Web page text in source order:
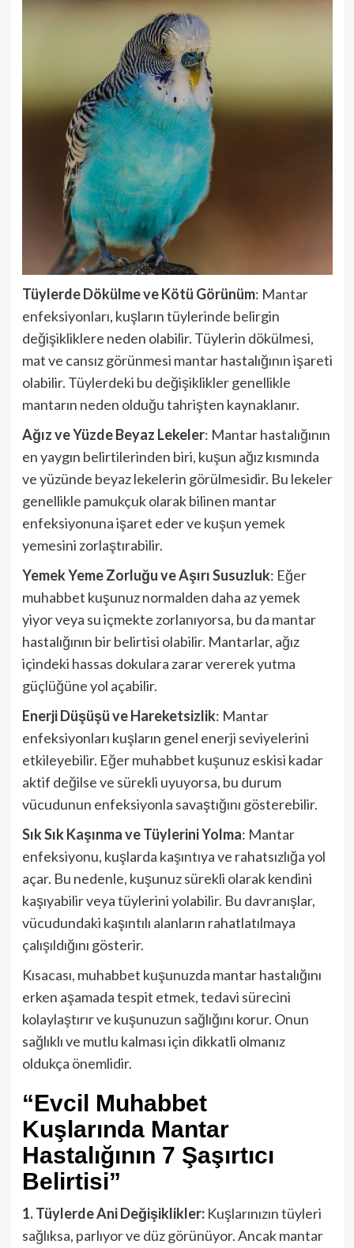
Tüylerde Dökülme ve Kötü Görünüm: Mantar
enfeksiyonları, kuşların tüylerinde belirgin
değişikliklere neden olabilir. Tüylerin dökülmesi,
mat ve cansız görünmesi mantar hastalığının işareti
olabilir. Tüylerdeki bu değişiklikler genellikle
mantarın neden olduğu tahrişten kaynaklanır.
Ağız ve Yüzde Beyaz Lekeler: Mantar hastalığının
en yaygın belirtilerinden biri, kuşun ağız kısmında
ve yüzünde beyaz lekelerin görülmesidir. Bu lekeler
genellikle pamukçuk olarak bilinen mantar
enfeksiyonuna işaret eder ve kuşun yemek
yemesini zorlaştırabilir.
Yemek Yeme Zorluğu ve Aşırı Susuzluk: Eğer
muhabbet kuşunuz normalden daha az yemek
yiyor veya su içmekte zorlanıyorsa, bu da mantar
hastalığının bir belirtisi olabilir. Mantarlar, ağız
içindeki hassas dokulara zarar vererek yutma
güçlüğüne yol açabilir.
Enerji Düşüşü ve Hareketsizlik: Mantar
enfeksiyonları kuşların genel enerji seviyelerini
etkileyebilir. Eğer muhabbet kuşunuz eskisi kadar
aktif değilse ve sürekli uyuyorsa, bu durum
vücudunun enfeksiyonla savaştığını gösterebilir.
Sık Sık Kaşınma ve Tüylerini Yolma: Mantar
enfeksiyonu, kuşlarda kaşıntıya ve rahatsızlığa yol
açar. Bu nedenle, kuşunuz sürekli olarak kendini
kaşıyabilir veya tüylerini yolabilir. Bu davranışlar,
vücudundaki kaşıntılı alanların rahatlatılmaya
çalışıldığını gösterir.
Kısacası, muhabbet kuşunuzda mantar hastalığını
erken aşamada tespit etmek, tedavi sürecini
kolaylaştırır ve kuşunuzun sağlığını korur. Onun
sağlıklı ve mutlu kalması için dikkatli olmanız
oldukça önemlidir.
“Evcil Muhabbet
Kuşlarında Mantar
Hastalığının 7 Şaşırtıcı
Belirtisi”
1. Tüylerde Ani Değişiklikler:Kuşlarınızın tüyleri
sağlıksa, parlıyor ve düz görünüyor. Ancak mantar